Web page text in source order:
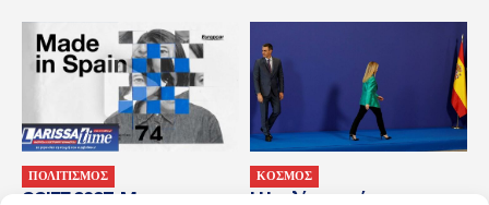
ΠΟΛΙΤΙΣΜΟΣ
SSIFF 2027: Με
ΚΟΣΜΟΣ
Η Ιταλία αρνείται το